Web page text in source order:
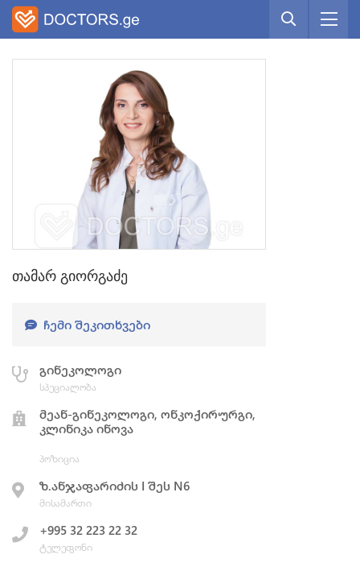
თამარ გიორგაძე
ᲩᲔᲛᲘ ᲨᲔᲙᲘᲗᲮᲕᲔᲑᲘ
გინეკოლოგი
სპეციალობა
მეან-გინეკოლოგი, ონკოქირურგი,
კლინიკა ინოვა
პოზიცია
ზ.ანჯაფარიძის I შეს N6
მისამართი
+995 32 223 22 32
ტელეფონი